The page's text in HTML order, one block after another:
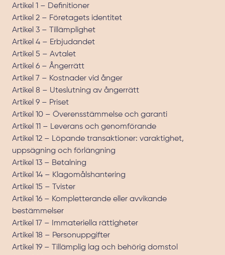
Artikel 1 – Definitioner
Artikel 2 – Företagets identitet
Artikel 3 – Tillämplighet
Artikel 4 – Erbjudandet
Artikel 5 – Avtalet
Artikel 6 – Ångerrätt
Artikel 7 – Kostnader vid ånger
Artikel 8 – Uteslutning av ångerrätt
Artikel 9 – Priset
Artikel 10 – Överensstämmelse och garanti
Artikel 11 – Leverans och genomförande
Artikel 12 – Löpande transaktioner: varaktighet,
uppsägning och förlängning
Artikel 13 – Betalning
Artikel 14 – Klagomålshantering
Artikel 15 – Tvister
Artikel 16 – Kompletterande eller avvikande
bestämmelser
Artikel 17 – Immateriella rättigheter
Artikel 18 – Personuppgifter
Artikel 19 – Tillämplig lag och behörig domstol